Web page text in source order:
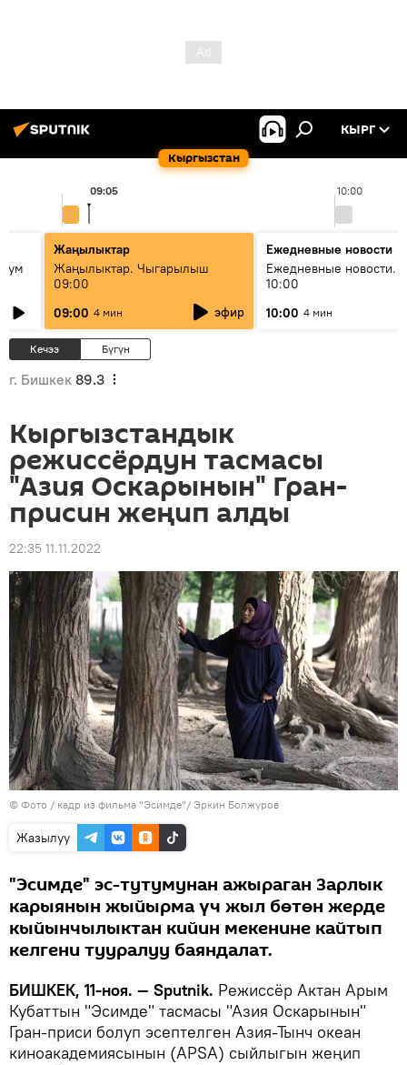
Кыргызстан
КЫРГ
10:00
09:05
Жаңылыктар
Жаңылыктар. Чыгарылыш
09:00
09:00 4 мин эфир
Ежедневные новости
Ежедневные новости.
10:00
10:00 4 мин
Кечээ Бүгүн
г. Бишкек 89.3
Кыргызстандык
режиссёрдун тасмасы
"Азия Оскарынын" Гран-
присин жеңип алды
22:35 11.11.2022
© Фото / кадр из фильма "Эсимде"/ Эркин Болжуров
Жазылуу
"Эсимде" эс-тутумунан ажыраган Зарлык
карыянын жыйырма үч жыл бөтөн жерде
кыйынчылыктан кийин мекенине кайтып
келгени тууралуу баяндалат.
БИШКЕК, 11-ноя. — Sputnik. Режиссёр Актан Арым
Кубаттын "Эсимде" тасмасы "Азия Оскарынын"
Гран-приси болуп эсептелген Азия-Тынч океан
киноакадемиясынын (APSA) сыйлыгын жеңип